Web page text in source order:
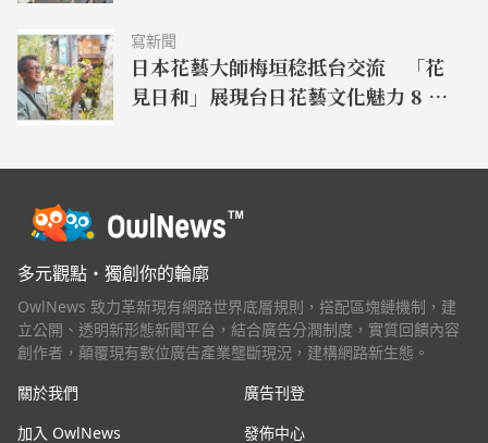
寫新聞
日本花藝大師梅垣稔抵台交流 「花
見日和」展現台日花藝文化魅力 8 月
多元觀點・獨創你的輪廓
OwlNews 致力革新現有網路世界底層規則，搭配區塊鏈機制，建
立公開、透明新形態新聞平台，結合廣告分潤制度，實質回饋內容
創作者，顛覆現有數位廣告產業壟斷現況，建構網路新生態。
關於我們
廣告刊登
加入 OwlNews
發佈中心